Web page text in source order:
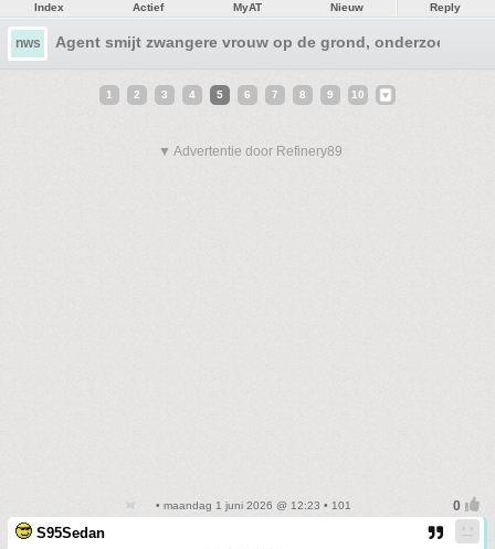
Index Actief MyAT Nieuw Reply
nws Agent smijt zwangere vrouw op de grond, onderzoek
1 2 3 4 5 6 7 8 9 10
▼ Advertentie door Refinery89
• maandag 1 juni 2026 @ 12:23 • 101
S95Sedan